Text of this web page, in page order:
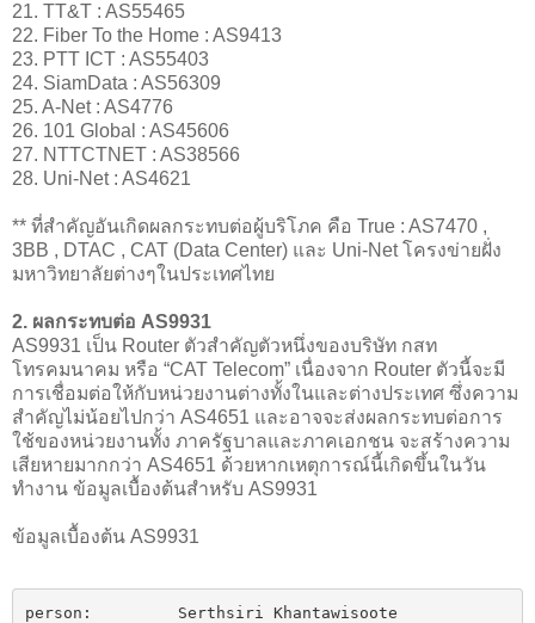
21. TT&T : AS55465
22. Fiber To the Home : AS9413
23. PTT ICT : AS55403
24. SiamData : AS56309
25. A-Net : AS4776
26. 101 Global : AS45606
27. NTTCTNET : AS38566
28. Uni-Net : AS4621
** ที่สำคัญอันเกิดผลกระทบต่อผู้บริโภค คือ True : AS7470 ,
3BB , DTAC , CAT (Data Center) และ Uni-Net โครงข่ายฝั่ง
มหาวิทยาลัยต่างๆในประเทศไทย
2. ผลกระทบต่อ AS9931
AS9931 เป็น Router ตัวสำคัญตัวหนึ่งของบริษัท กสท
โทรคมนาคม หรือ “CAT Telecom” เนื่องจาก Router ตัวนี้จะมี
การเชื่อมต่อให้กับหน่วยงานต่างทั้งในและต่างประเทศ ซึ่งความ
สำคัญไม่น้อยไปกว่า AS4651 และอาจจะส่งผลกระทบต่อการ
ใช้ของหน่วยงานทั้ง ภาครัฐบาลและภาคเอกชน จะสร้างความ
เสียหายมากกว่า AS4651 ด้วยหากเหตุการณ์นี้เกิดขึ้นในวัน
ทำงาน ข้อมูลเบื้องต้นสำหรับ AS9931
ข้อมูลเบื้องต้น AS9931
person:         Serthsiri Khantawisoote